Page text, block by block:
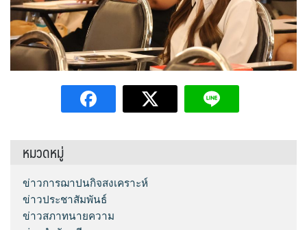
หมวดหมู่
ข่าวการฌาปนกิจสงเคราะห์
ข่าวประชาสัมพันธ์
ข่าวสภาทนายความ